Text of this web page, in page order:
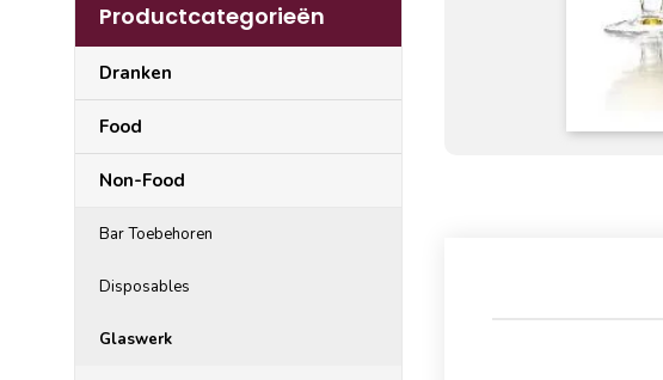
Productcategorieën
Dranken
Food
Non-Food
Bar Toebehoren
Disposables
Glaswerk